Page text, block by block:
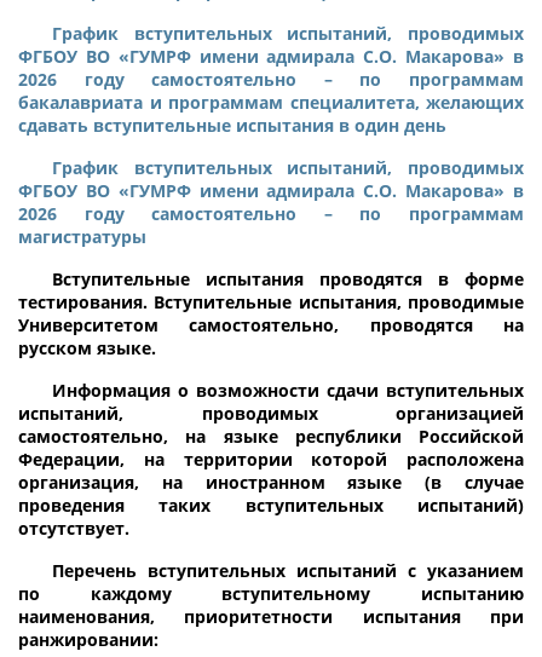
График вступительных испытаний, проводимых
ФГБОУ ВО «ГУМРФ имени адмирала С.О. Макарова» в
2026 году самостоятельно – по программам
бакалавриата и программам специалитета, желающих
сдавать вступительные испытания в один день
График вступительных испытаний, проводимых
ФГБОУ ВО «ГУМРФ имени адмирала С.О. Макарова» в
2026 году самостоятельно – по программам
магистратуры
Вступительные испытания проводятся в форме
тестирования. Вступительные испытания, проводимые
Университетом самостоятельно, проводятся на
русском языке.
Информация о возможности сдачи вступительных
испытаний, проводимых организацией
самостоятельно, на языке республики Российской
Федерации, на территории которой расположена
организация, на иностранном языке (в случае
проведения таких вступительных испытаний)
отсутствует.
Перечень вступительных испытаний с указанием
по каждому вступительному испытанию
наименования, приоритетности испытания при
ранжировании: